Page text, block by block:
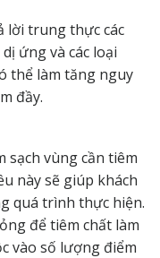
lời trung thực các
ứng và các loại
thể làm tăng nguy
đầy.
sạch vùng cần tiêm
này sẽ giúp khách
quá trình thực hiện.
để tiêm chất làm
vào số lượng điểm